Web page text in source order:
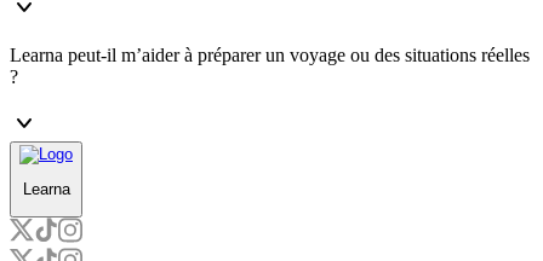
Learna peut-il m’aider à préparer un voyage ou des situations réelles
?
Learna